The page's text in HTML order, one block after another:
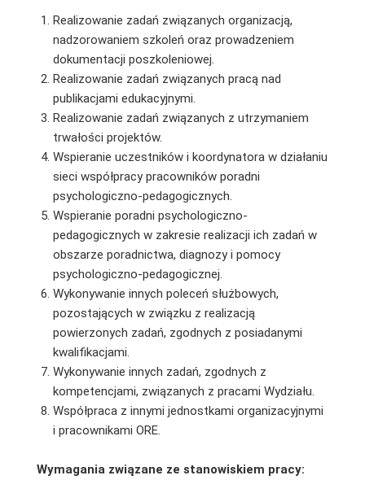
Realizowanie zadań związanych organizacją,
nadzorowaniem szkoleń oraz prowadzeniem
dokumentacji poszkoleniowej.
Realizowanie zadań związanych pracą nad
publikacjami edukacyjnymi.
Realizowanie zadań związanych z utrzymaniem
trwałości projektów.
Wspieranie uczestników i koordynatora w działaniu
sieci współpracy pracowników poradni
psychologiczno-pedagogicznych.
Wspieranie poradni psychologiczno-
pedagogicznych w zakresie realizacji ich zadań w
obszarze poradnictwa, diagnozy i pomocy
psychologiczno-pedagogicznej.
Wykonywanie innych poleceń służbowych,
pozostających w związku z realizacją
powierzonych zadań, zgodnych z posiadanymi
kwalifikacjami.
Wykonywanie innych zadań, zgodnych z
kompetencjami, związanych z pracami Wydziału.
Współpraca z innymi jednostkami organizacyjnymi
i pracownikami ORE.
Wymagania związane ze stanowiskiem pracy: